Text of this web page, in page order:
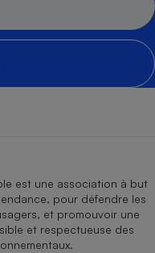
est une association à but
pour défendre les
et promouvoir une
et respectueuse des